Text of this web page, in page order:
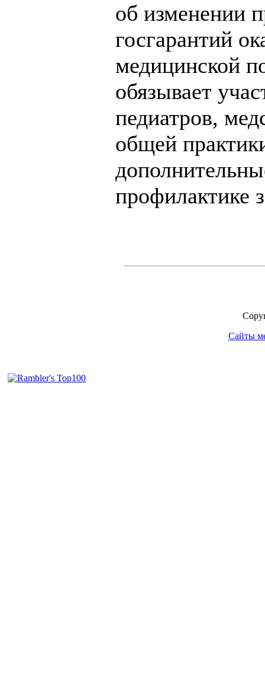
об изменении
госгарантий
медицинской
обязывает
педиатров,
общей
профилактике
Сайты